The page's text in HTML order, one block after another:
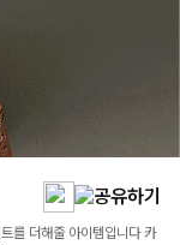
를 더해줄 아이템입니다 카